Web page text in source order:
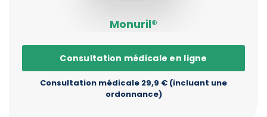
Monuril®
Consultation médicale en ligne
Consultation médicale 29,9 € (incluant une
ordonnance)